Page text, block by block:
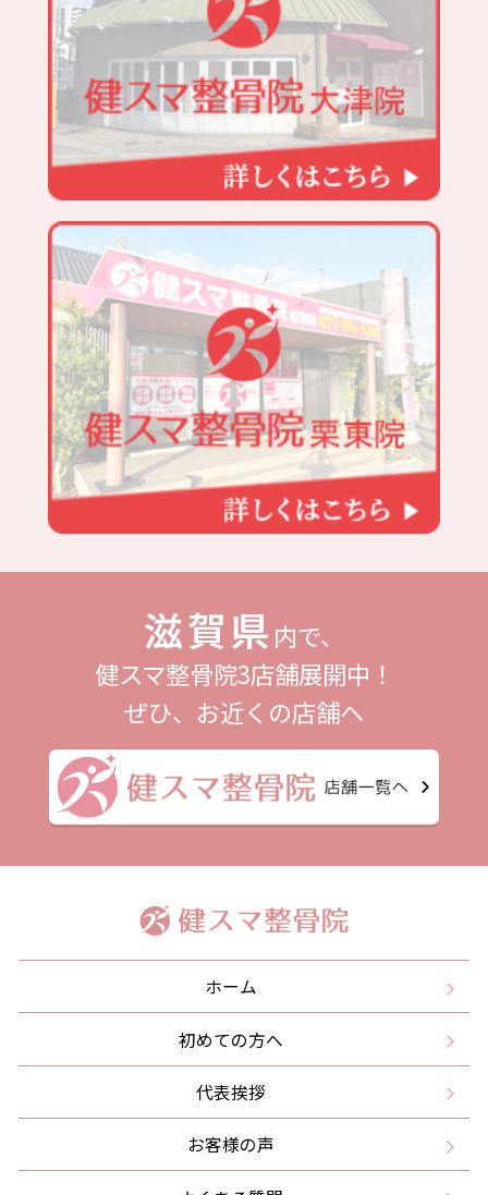
滋賀県 内で、
健スマ整骨院3店舗展開中！
ぜひ、お近くの店舗へ
ホーム
初めての方へ
代表挨拶
お客様の声